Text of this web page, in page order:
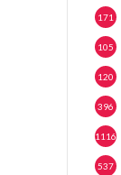
171
105
120
396
1116
537